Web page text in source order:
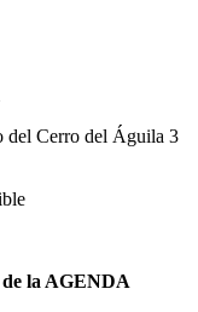
del Cerro del Águila 3
de la AGENDA